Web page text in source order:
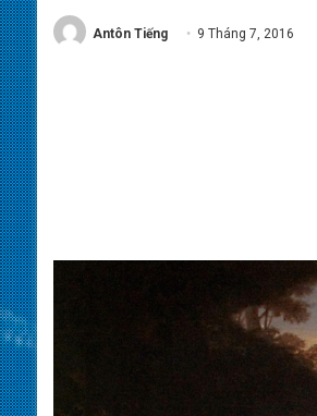
Antôn Tiếng 9 Tháng 7, 2016